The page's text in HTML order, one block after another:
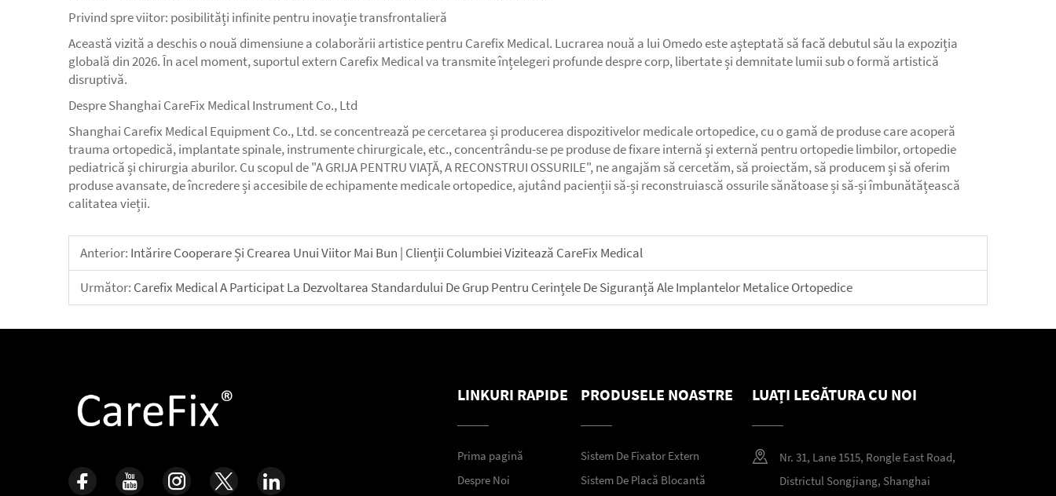
Privind spre viitor: posibilități infinite pentru inovație transfrontalieră
Această vizită a deschis o nouă dimensiune a colaborării artistice pentru Carefix Medical. Lucrarea nouă a lui Omedo este așteptată să facă debutul său la expoziția
globală din 2026. În acel moment, suportul extern Carefix Medical va transmite înțelegeri profunde despre corp, libertate și demnitate lumii sub o formă artistică
disruptivă.
Despre Shanghai CareFix Medical Instrument Co., Ltd
Shanghai Carefix Medical Equipment Co., Ltd. se concentrează pe cercetarea și producerea dispozitivelor medicale ortopedice, cu o gamă de produse care acoperă
trauma ortopedică, implantate spinale, instrumente chirurgicale, etc., concentrându-se pe produse de fixare internă și externă pentru ortopedie limbilor, ortopedie
pediatrică și chirurgia aburilor. Cu scopul de "A GRIJA PENTRU VIAȚĂ, A RECONSTRUI OSSURILE", ne angajăm să cercetăm, să proiectăm, să producem și să oferim
produse avansate, de încredere și accesibile de echipamente medicale ortopedice, ajutând pacienții să-și reconstruiască ossurile sănătoase și să-și îmbunătățească
calitatea vieții.
Anterior: Intărire Cooperare Și Crearea Unui Viitor Mai Bun | Clienții Columbiei Vizitează CareFix Medical
Următor: Carefix Medical A Participat La Dezvoltarea Standardului De Grup Pentru Cerințele De Siguranță Ale Implantelor Metalice Ortopedice
LINKURI RAPIDE
Prima pagină
Despre Noi
PRODUSELE NOASTRE
Sistem De Fixator Extern
Sistem De Placă Blocantă
LUAȚI LEGĂTURA CU NOI
Nr. 31, Lane 1515, Rongle East Road,
Districtul Songjiang, Shanghai